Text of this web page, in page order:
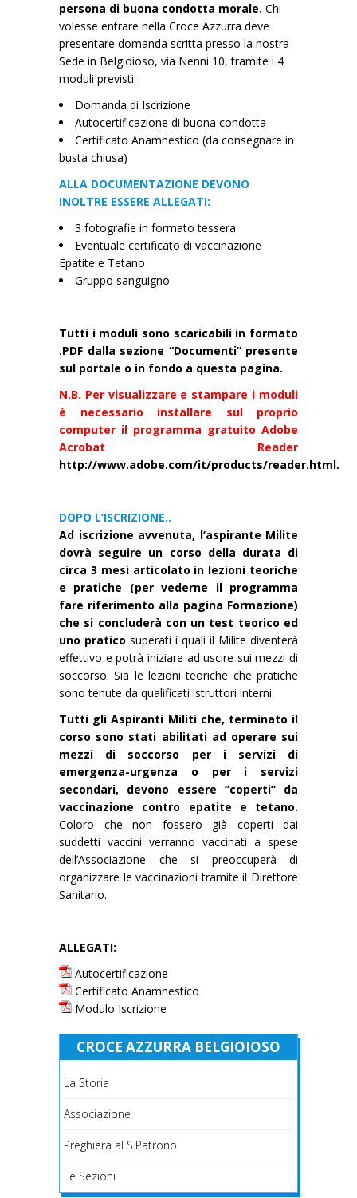
persona di buona condotta morale. Chi
volesse entrare nella Croce Azzurra deve
presentare domanda scritta presso la nostra
Sede in Belgioioso, via Nenni 10, tramite i 4
moduli previsti:
Domanda di Iscrizione
Autocertificazione di buona condotta
Certificato Anamnestico (da consegnare in
busta chiusa)
ALLA DOCUMENTAZIONE DEVONO
INOLTRE ESSERE ALLEGATI:
3 fotografie in formato tessera
Eventuale certificato di vaccinazione
Epatite e Tetano
Gruppo sanguigno
Tutti i moduli sono scaricabili in formato
.PDF dalla sezione “Documenti” presente
sul portale o in fondo a questa pagina.
N.B. Per visualizzare e stampare i moduli
è necessario installare sul proprio
computer il programma gratuito Adobe
Acrobat Reader
http://www.adobe.com/it/products/reader.html.
DOPO L’ISCRIZIONE..
Ad iscrizione avvenuta, l’aspirante Milite
dovrà seguire un corso della durata di
circa 3 mesi articolato in lezioni teoriche
e pratiche (per vederne il programma
fare riferimento alla pagina Formazione)
che si concluderà con un test teorico ed
uno pratico superati i quali il Milite diventerà
effettivo e potrà iniziare ad uscire sui mezzi di
soccorso. Sia le lezioni teoriche che pratiche
sono tenute da qualificati istruttori interni.
Tutti gli Aspiranti Militi che, terminato il
corso sono stati abilitati ad operare sui
mezzi di soccorso per i servizi di
emergenza-urgenza o per i servizi
secondari, devono essere “coperti” da
vaccinazione contro epatite e tetano.
Coloro che non fossero già coperti dai
suddetti vaccini verranno vaccinati a spese
dell’Associazione che si preoccuperà di
organizzare le vaccinazioni tramite il Direttore
Sanitario.
ALLEGATI:
Autocertificazione
Certificato Anamnestico
Modulo Iscrizione
CROCE AZZURRA BELGIOIOSO
La Storia
Associazione
Preghiera al S.Patrono
Le Sezioni